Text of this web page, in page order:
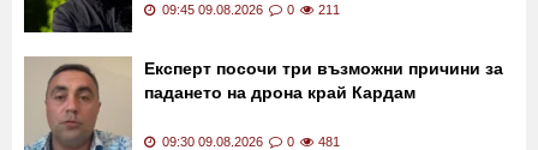
09:45 09.08.2026 0 211
Експерт посочи три възможни причини за
падането на дрона край Кардам
09:30 09.08.2026 0 481